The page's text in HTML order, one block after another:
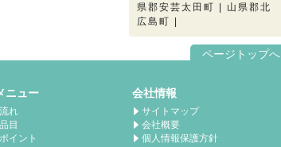
県郡安芸太田町 | 山県郡北
広島町 |
ページトップへ
ニュー
れ
目
イント
会社情報
サイトマップ
会社概要
個人情報保護方針